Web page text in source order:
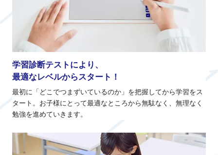
学習診断テストにより、
最適なレベルからスタート！
最初に「どこでつまずいているのか」を把握してから学習をス
タート。お子様にとって最適なところから無駄なく、無理なく
勉強を進めていきます。